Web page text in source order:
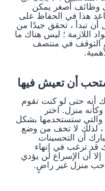
وظائف أصغر يمكن
هذا في الحفاظ على
أن تبدأ ، تحقق جيدًا من
اللازمة ؛ ليس هناك ما
التوقف في منتصف
أنه حتى لو كنت تقوم
منزل. اختر
والتي ستستخدمها بشكل
لذلك لا تخف من وضع
أن التحسينات
قد ترغب في إنهاء
أن الإسراع لن يؤدي
منزل غير راضٍ.